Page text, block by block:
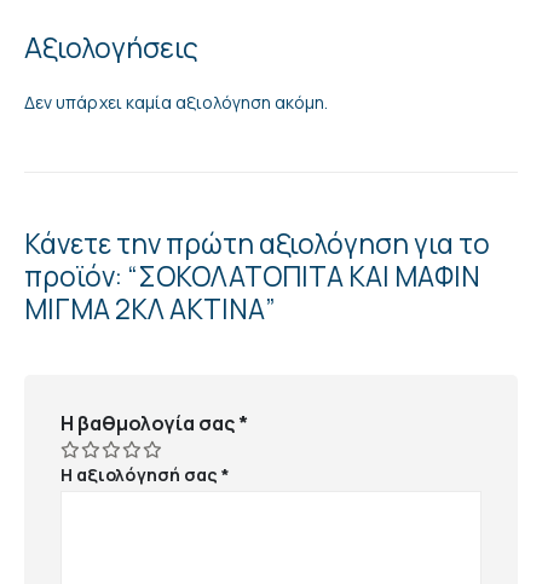
Αξιολογήσεις
Δεν υπάρχει καμία αξιολόγηση ακόμη.
Κάνετε την πρώτη αξιολόγηση για το
προϊόν: “ΣΟΚΟΛΑΤΟΠΙΤΑ ΚΑΙ ΜΑΦΙΝ
ΜΙΓΜΑ 2ΚΛ ΑΚΤΙΝΑ”
Η βαθμολογία σας*
Η αξιολόγησή σας*